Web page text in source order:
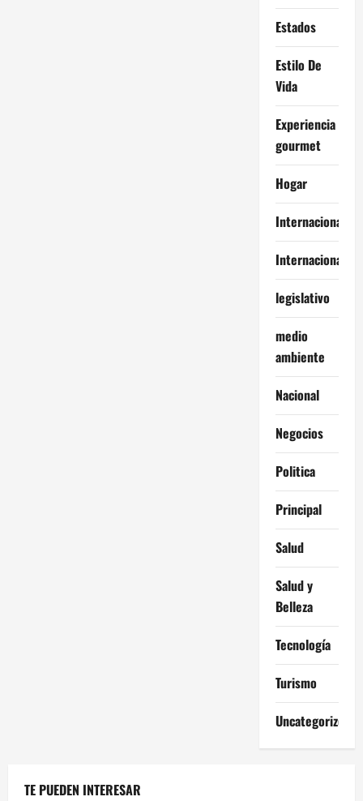
Estados
Estilo De
Vida
Experiencia
gourmet
Hogar
Internacional
Internacionales
legislativo
medio
ambiente
Nacional
Negocios
Politica
Principal
Salud
Salud y
Belleza
Tecnología
Turismo
Uncategorized
TE PUEDEN INTERESAR